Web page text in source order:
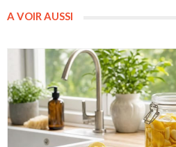
A VOIR AUSSI